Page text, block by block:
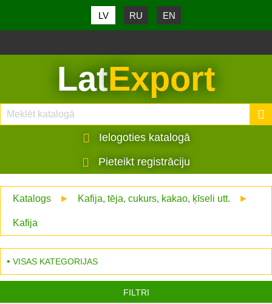
LV RU EN
LatExport
Ielogoties katalogā
Pieteikt registrāciju
Katalogs ► Kafija, tēja, cukurs, kakao, ķīseli utt. ►
Kafija
VISAS KATEGORIJAS
FILTRI